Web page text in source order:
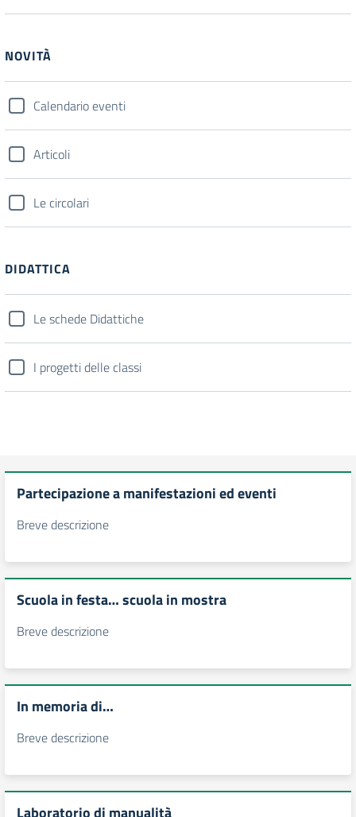
NOVITÀ
Calendario eventi
Articoli
Le circolari
DIDATTICA
Le schede Didattiche
I progetti delle classi
Partecipazione a manifestazioni ed eventi
Breve descrizione
Scuola in festa… scuola in mostra
Breve descrizione
In memoria di…
Breve descrizione
Laboratorio di manualità